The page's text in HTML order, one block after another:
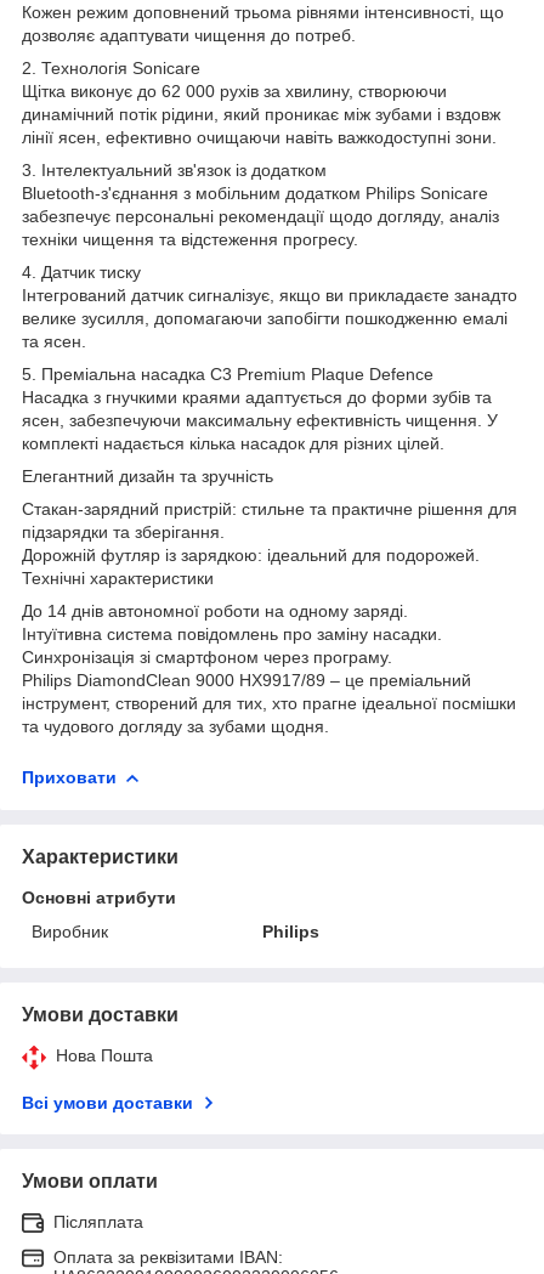
Кожен режим доповнений трьома рівнями інтенсивності, що
дозволяє адаптувати чищення до потреб.
2. Технологія Sonicare
Щітка виконує до 62 000 рухів за хвилину, створюючи
динамічний потік рідини, який проникає між зубами і вздовж
лінії ясен, ефективно очищаючи навіть важкодоступні зони.
3. Інтелектуальний зв'язок із додатком
Bluetooth-з'єднання з мобільним додатком Philips Sonicare
забезпечує персональні рекомендації щодо догляду, аналіз
техніки чищення та відстеження прогресу.
4. Датчик тиску
Інтегрований датчик сигналізує, якщо ви прикладаєте занадто
велике зусилля, допомагаючи запобігти пошкодженню емалі
та ясен.
5. Преміальна насадка C3 Premium Plaque Defence
Насадка з гнучкими краями адаптується до форми зубів та
ясен, забезпечуючи максимальну ефективність чищення. У
комплекті надається кілька насадок для різних цілей.
Елегантний дизайн та зручність
Стакан-зарядний пристрій: стильне та практичне рішення для
підзарядки та зберігання.
Дорожній футляр із зарядкою: ідеальний для подорожей.
Технічні характеристики
До 14 днів автономної роботи на одному заряді.
Інтуїтивна система повідомлень про заміну насадки.
Синхронізація зі смартфоном через програму.
Philips DiamondClean 9000 HX9917/89 – це преміальний
інструмент, створений для тих, хто прагне ідеальної посмішки
та чудового догляду за зубами щодня.
Приховати
Характеристики
Основні атрибути
Виробник
Philips
Умови доставки
Нова Пошта
Всі умови доставки
Умови оплати
Післяплата
Оплата за реквізитами IBAN: